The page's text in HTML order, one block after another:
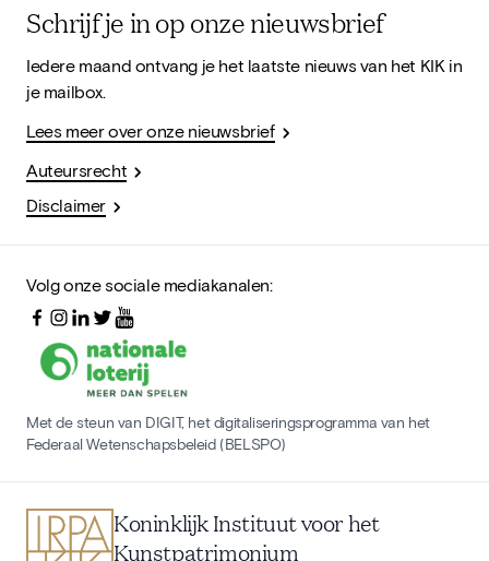
Schrijf je in op onze nieuwsbrief
Iedere maand ontvang je het laatste nieuws van het KIK in
je mailbox.
Lees meer over onze nieuwsbrief
Auteursrecht
Disclaimer
Volg onze sociale mediakanalen:
Met de steun van DIGIT, het digitaliseringsprogramma van het
Federaal Wetenschapsbeleid (BELSPO)
Koninklijk Instituut voor het
Kunstpatrimonium